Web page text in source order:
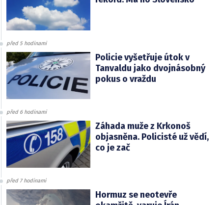
před 5 hodinami
Policie vyšetřuje útok v
Tanvaldu jako dvojnásobný
pokus o vraždu
před 6 hodinami
Záhada muže z Krkonoš
objasněna. Policisté už vědí,
co je zač
před 7 hodinami
Hormuz se neotevře